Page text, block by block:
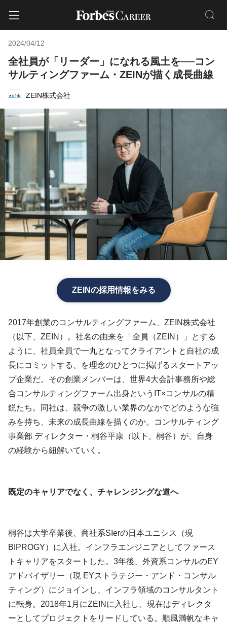
2024/04/12
全社員が「リーダー」になれる風土を──コン
サルティングファーム・ZEINが描く成長曲線
ZEIN株式会社
ZEINの採用情報をみる
2017年創業のコンサルティングファーム、ZEIN株式会社
（以下、ZEIN）。社名の由来を「全員（ZEIN）」とする
ように、社員全員で一丸となってクライアントと自社の成
長にコミットする、を理念のひとつに掲げるスタートアッ
プ企業だ。その創業メンバーは、世界4大会計事務所や総
合コンサルティングファーム出身というIT×コンサルの精
鋭たち。同社は、競争の激しい業界のなかでどのような強
みを持ち、未来の成長曲線を描くのか。コンサルティング
事業部 ディレクター・桐谷平康（以下、桐谷）が、自身
の経験から紐解いていく。
既定のキャリアでなく、チャレンジングな道へ
桐谷は大学卒業後、商社系SIerの日本ユニシス（現
BIPROGY）に入社。インフラエンジニアとしてファース
トキャリアをスタートした。3年後、外資系コンサルのEY
アドバイザリー（現 EYストラテジー・アンド・コンサル
ティング）にジョインし、インフラ領域のコンサルタント
に転身。2018年1月にZEINに入社し、現在はディレクタ
ーとしてプロジェクトをリードしている。順風満帆なキャ